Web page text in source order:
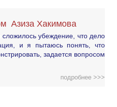
Азиза Хакимова
убеждение, что дело
и я пытаюсь понять, что
задается вопросом
подробнее >>>